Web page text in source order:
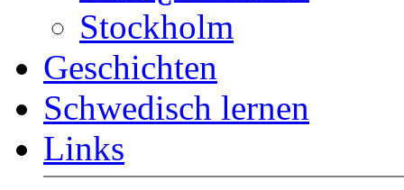
Stockholm
Geschichten
Schwedisch lernen
Links